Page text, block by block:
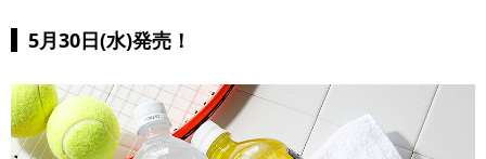
5月30日(水)発売！